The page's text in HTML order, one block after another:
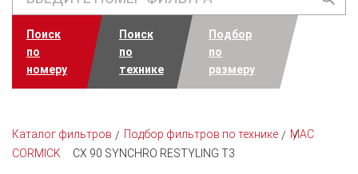
Поиск
по
номеру
Поиск
по
технике
Подбор
по
размеру
Каталог фильтров Подбор фильтров по технике
MAC
CORMICK
CX 90 SYNCHRO RESTYLING T3